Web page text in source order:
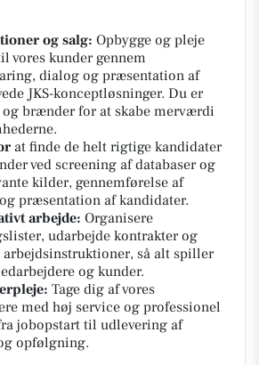
og salg: Opbygge og pleje
vores kunder gennem
dialog og præsentation af
JKS-konceptløsninger. Du er
og brænder for at skabe merværdi
at finde de helt rigtige kandidater
ved screening af databaser og
kilder, gennemførelse af
præsentation af kandidater.
arbejde: Organisere
udarbejde kontrakter og
så alt spiller
og kunder.
Tage dig af vores
med høj service og professionel
jobopstart til udlevering af
opfølgning.